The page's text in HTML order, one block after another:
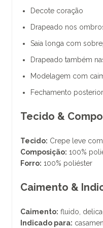
Decote coração
Drapeado nos
Saia longa com
Drapeado também
Modelagem com
Fechamento
Tecido &
Tecido: Crepe leve
Composição: 100%
Forro: 100% poliéster
Caimento &
Caimento: fluido,
Indicado para: